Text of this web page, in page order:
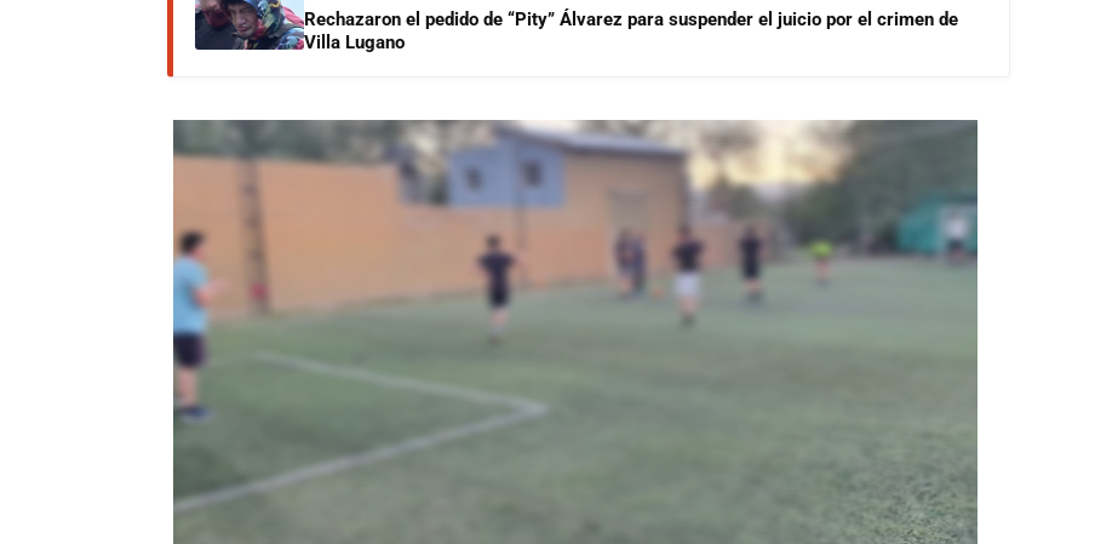
Rechazaron el pedido de “Pity” Álvarez para suspender el juicio por el crimen de
Villa Lugano